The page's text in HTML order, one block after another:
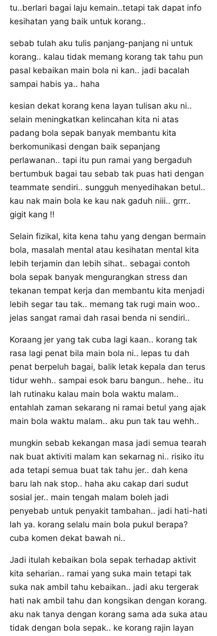
tu..berlari bagai laju kemain..tetapi tak dapat info
kesihatan yang baik untuk korang..
sebab tulah aku tulis panjang-panjang ni untuk
korang.. kalau tidak memang korang tak tahu pun
pasal kebaikan main bola ni kan.. jadi bacalah
sampai habis ya.. haha
kesian dekat korang kena layan tulisan aku ni..
selain meningkatkan kelincahan kita ni atas
padang bola sepak banyak membantu kita
berkomunikasi dengan baik sepanjang
perlawanan.. tapi itu pun ramai yang bergaduh
bertumbuk bagai tau sebab tak puas hati dengan
teammate sendiri.. sungguh menyedihakan betul..
kau nak main bola ke kau nak gaduh niii.. grrr..
gigit kang !!
Selain fizikal, kita kena tahu yang dengan bermain
bola, masalah mental atau kesihatan mental kita
lebih terjamin dan lebih sihat.. sebagai contoh
bola sepak banyak mengurangkan stress dan
tekanan tempat kerja dan membantu kita menjadi
lebih segar tau tak.. memang tak rugi main woo..
jelas sangat ramai dah rasai benda ni sendiri..
Koraang jer yang tak cuba lagi kaan.. korang tak
rasa lagi penat bila main bola ni.. lepas tu dah
penat berpeluh bagai, balik letak kepala dan terus
tidur wehh.. sampai esok baru bangun.. hehe.. itu
lah rutinaku kalau main bola waktu malam..
entahlah zaman sekarang ni ramai betul yang ajak
main bola waktu malam.. aku pun tak tau wehh..
mungkin sebab kekangan masa jadi semua tearah
nak buat aktiviti malam kan sekarnag ni.. risiko itu
ada tetapi semua buat tak tahu jer.. dah kena
baru lah nak stop.. haha aku cakap dari sudut
sosial jer.. main tengah malam boleh jadi
penyebab untuk penyakit tambahan.. jadi hati-hati
lah ya. korang selalu main bola pukul berapa?
cuba komen dekat bawah ni..
Jadi itulah kebaikan bola sepak terhadap aktivit
kita seharian.. ramai yang suka main tetapi tak
suka nak ambil tahu kebaikan.. jadi aku tergerak
hati nak ambil tahu dan kongsikan dengan korang.
aku nak tanya dengan korang sama ada suka atau
tidak dengan bola sepak.. ke korang rajin layan